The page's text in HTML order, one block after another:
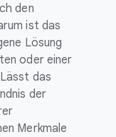
den
ist das
Lösung
oder einer
das
der
Merkmale